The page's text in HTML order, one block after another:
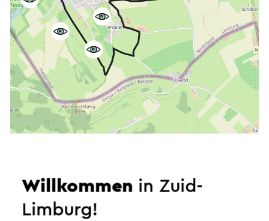
Starten Sie die Route
Filter anzeigen
Willkommen in Zuid-
Limburg!